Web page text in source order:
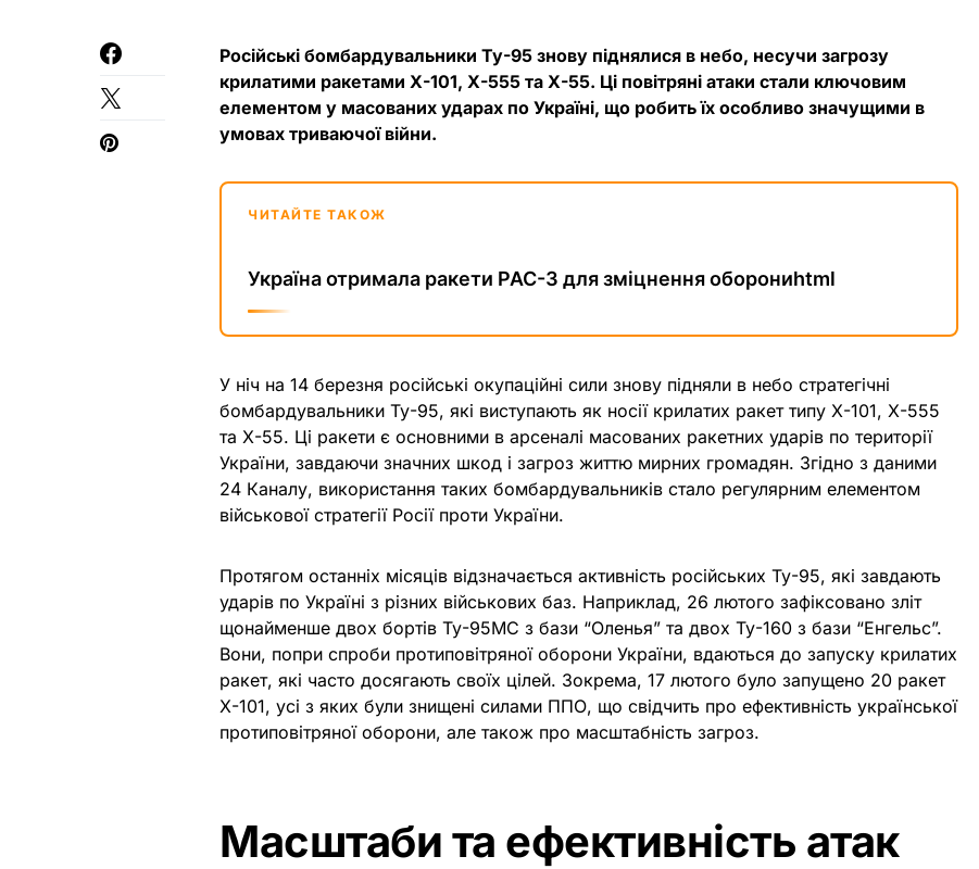
Російські бомбардувальники Ту-95 знову піднялися в небо, несучи загрозу
крилатими ракетами Х-101, Х-555 та Х-55. Ці повітряні атаки стали ключовим
елементом у масованих ударах по Україні, що робить їх особливо значущими в
умовах триваючої війни.
ЧИТАЙТЕ ТАКОЖ
Україна отримала ракети PAC-3 для зміцнення оборониhtml
У ніч на 14 березня російські окупаційні сили знову підняли в небо стратегічні
бомбардувальники Ту-95, які виступають як носії крилатих ракет типу Х-101, Х-555
та Х-55. Ці ракети є основними в арсеналі масованих ракетних ударів по території
України, завдаючи значних шкод і загроз життю мирних громадян. Згідно з даними
24 Каналу, використання таких бомбардувальників стало регулярним елементом
військової стратегії Росії проти України.
Протягом останніх місяців відзначається активність російських Ту-95, які завдають
ударів по Україні з різних військових баз. Наприклад, 26 лютого зафіксовано зліт
щонайменше двох бортів Ту-95МС з бази “Оленья” та двох Ту-160 з бази “Енгельс”.
Вони, попри спроби протиповітряної оборони України, вдаються до запуску крилатих
ракет, які часто досягають своїх цілей. Зокрема, 17 лютого було запущено 20 ракет
Х-101, усі з яких були знищені силами ППО, що свідчить про ефективність української
протиповітряної оборони, але також про масштабність загроз.
Масштаби та ефективність атак